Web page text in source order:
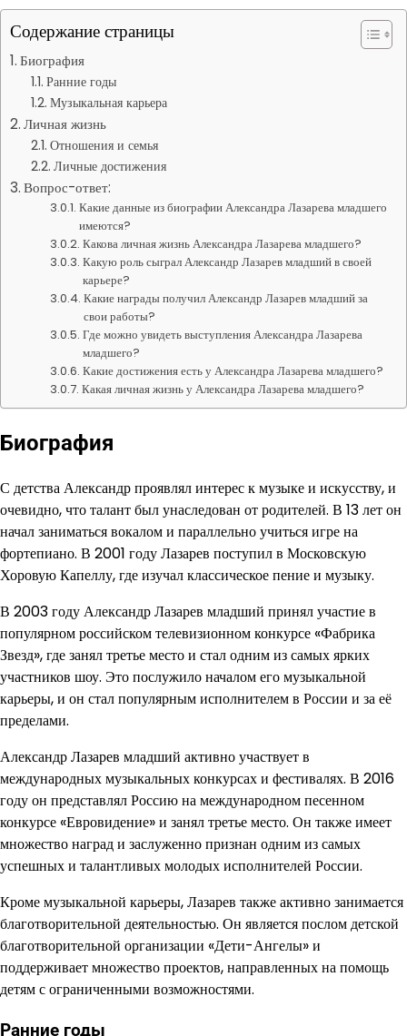
Содержание страницы
Биография
Ранние годы
Музыкальная карьера
Личная жизнь
Отношения и семья
Личные достижения
Вопрос-ответ:
Какие данные из биографии Александра Лазарева младшего
имеются?
Какова личная жизнь Александра Лазарева младшего?
Какую роль сыграл Александр Лазарев младший в своей
карьере?
Какие награды получил Александр Лазарев младший за
свои работы?
Где можно увидеть выступления Александра Лазарева
младшего?
Какие достижения есть у Александра Лазарева младшего?
Какая личная жизнь у Александра Лазарева младшего?
Биография
С детства Александр проявлял интерес к музыке и искусству, и
очевидно, что талант был унаследован от родителей. В 13 лет он
начал заниматься вокалом и параллельно учиться игре на
фортепиано. В 2001 году Лазарев поступил в Московскую
Хоровую Капеллу, где изучал классическое пение и музыку.
В 2003 году Александр Лазарев младший принял участие в
популярном российском телевизионном конкурсе «Фабрика
Звезд», где занял третье место и стал одним из самых ярких
участников шоу. Это послужило началом его музыкальной
карьеры, и он стал популярным исполнителем в России и за её
пределами.
Александр Лазарев младший активно участвует в
международных музыкальных конкурсах и фестивалях. В 2016
году он представлял Россию на международном песенном
конкурсе «Евровидение» и занял третье место. Он также имеет
множество наград и заслуженно признан одним из самых
успешных и талантливых молодых исполнителей России.
Кроме музыкальной карьеры, Лазарев также активно занимается
благотворительной деятельностью. Он является послом детской
благотворительной организации «Дети-Ангелы» и
поддерживает множество проектов, направленных на помощь
детям с ограниченными возможностями.
Ранние годы